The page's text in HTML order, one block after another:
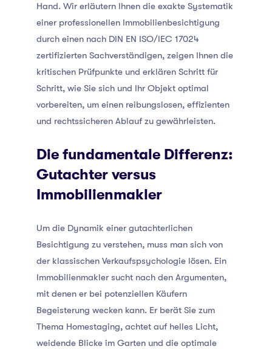
Hand. Wir erläutern Ihnen die exakte Systematik
einer professionellen Immobilienbesichtigung
durch einen nach DIN EN ISO/IEC 17024
zertifizierten Sachverständigen, zeigen Ihnen die
kritischen Prüfpunkte und erklären Schritt für
Schritt, wie Sie sich und Ihr Objekt optimal
vorbereiten, um einen reibungslosen, effizienten
und rechtssicheren Ablauf zu gewährleisten.
Die fundamentale Differenz:
Gutachter versus
Immobilienmakler
Um die Dynamik einer gutachterlichen
Besichtigung zu verstehen, muss man sich von
der klassischen Verkaufspsychologie lösen. Ein
Immobilienmakler sucht nach den Argumenten,
mit denen er bei potenziellen Käufern
Begeisterung wecken kann. Er berät Sie zum
Thema Homestaging, achtet auf helles Licht,
weidende Blicke im Garten und die optimale